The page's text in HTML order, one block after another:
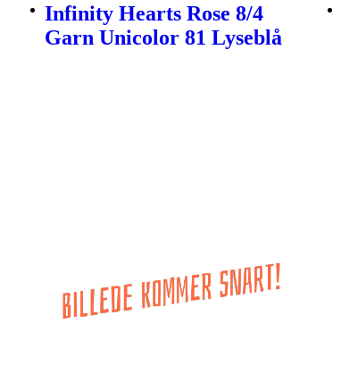
Infinity Hearts Rose 8/4
Garn Unicolor 81 Lyseblå